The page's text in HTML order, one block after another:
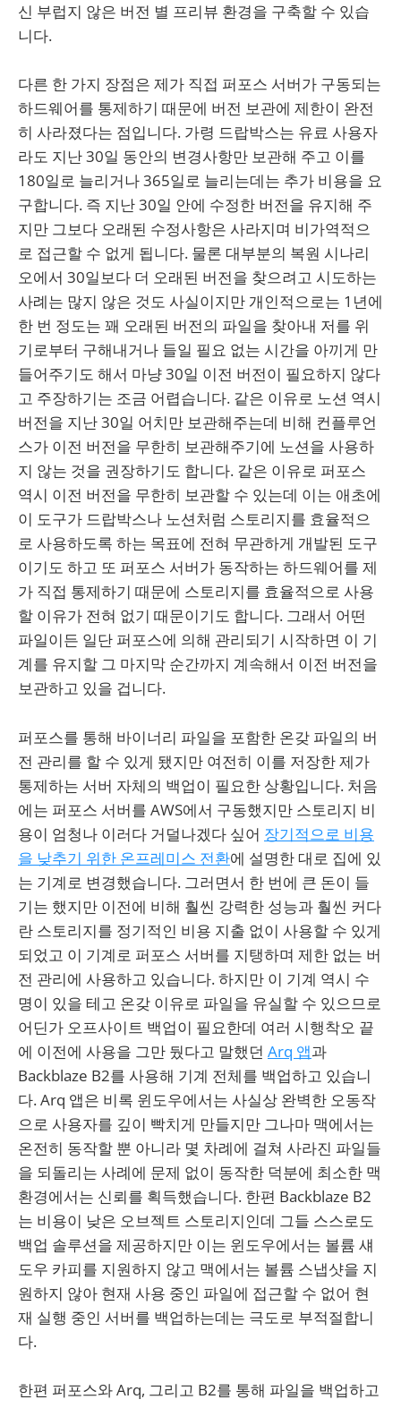
신 부럽지 않은 버전 별 프리뷰 환경을 구축할 수 있습
니다.
다른 한 가지 장점은 제가 직접 퍼포스 서버가 구동되는
하드웨어를 통제하기 때문에 버전 보관에 제한이 완전
히 사라졌다는 점입니다. 가령 드랍박스는 유료 사용자
라도 지난 30일 동안의 변경사항만 보관해 주고 이를
180일로 늘리거나 365일로 늘리는데는 추가 비용을 요
구합니다. 즉 지난 30일 안에 수정한 버전을 유지해 주
지만 그보다 오래된 수정사항은 사라지며 비가역적으
로 접근할 수 없게 됩니다. 물론 대부분의 복원 시나리
오에서 30일보다 더 오래된 버전을 찾으려고 시도하는
사례는 많지 않은 것도 사실이지만 개인적으로는 1년에
한 번 정도는 꽤 오래된 버전의 파일을 찾아내 저를 위
기로부터 구해내거나 들일 필요 없는 시간을 아끼게 만
들어주기도 해서 마냥 30일 이전 버전이 필요하지 않다
고 주장하기는 조금 어렵습니다. 같은 이유로 노션 역시
버전을 지난 30일 어치만 보관해주는데 비해 컨플루언
스가 이전 버전을 무한히 보관해주기에 노션을 사용하
지 않는 것을 권장하기도 합니다. 같은 이유로 퍼포스
역시 이전 버전을 무한히 보관할 수 있는데 이는 애초에
이 도구가 드랍박스나 노션처럼 스토리지를 효율적으
로 사용하도록 하는 목표에 전혀 무관하게 개발된 도구
이기도 하고 또 퍼포스 서버가 동작하는 하드웨어를 제
가 직접 통제하기 때문에 스토리지를 효율적으로 사용
할 이유가 전혀 없기 때문이기도 합니다. 그래서 어떤
파일이든 일단 퍼포스에 의해 관리되기 시작하면 이 기
계를 유지할 그 마지막 순간까지 계속해서 이전 버전을
보관하고 있을 겁니다.
퍼포스를 통해 바이너리 파일을 포함한 온갖 파일의 버
전 관리를 할 수 있게 됐지만 여전히 이를 저장한 제가
통제하는 서버 자체의 백업이 필요한 상황입니다. 처음
에는 퍼포스 서버를 AWS에서 구동했지만 스토리지 비
용이 엄청나 이러다 거덜나겠다 싶어 장기적으로 비용
을 낮추기 위한 온프레미스 전환에 설명한 대로 집에 있
는 기계로 변경했습니다. 그러면서 한 번에 큰 돈이 들
기는 했지만 이전에 비해 훨씬 강력한 성능과 훨씬 커다
란 스토리지를 정기적인 비용 지출 없이 사용할 수 있게
되었고 이 기계로 퍼포스 서버를 지탱하며 제한 없는 버
전 관리에 사용하고 있습니다. 하지만 이 기계 역시 수
명이 있을 테고 온갖 이유로 파일을 유실할 수 있으므로
어딘가 오프사이트 백업이 필요한데 여러 시행착오 끝
에 이전에 사용을 그만 뒀다고 말했던 Arq 앱과
Backblaze B2를 사용해 기계 전체를 백업하고 있습니
다. Arq 앱은 비록 윈도우에서는 사실상 완벽한 오동작
으로 사용자를 깊이 빡치게 만들지만 그나마 맥에서는
온전히 동작할 뿐 아니라 몇 차례에 걸쳐 사라진 파일들
을 되돌리는 사례에 문제 없이 동작한 덕분에 최소한 맥
환경에서는 신뢰를 획득했습니다. 한편 Backblaze B2
는 비용이 낮은 오브젝트 스토리지인데 그들 스스로도
백업 솔루션을 제공하지만 이는 윈도우에서는 볼륨 섀
도우 카피를 지원하지 않고 맥에서는 볼륨 스냅샷을 지
원하지 않아 현재 사용 중인 파일에 접근할 수 없어 현
재 실행 중인 서버를 백업하는데는 극도로 부적절합니
다.
한편 퍼포스와 Arq, 그리고 B2를 통해 파일을 백업하고